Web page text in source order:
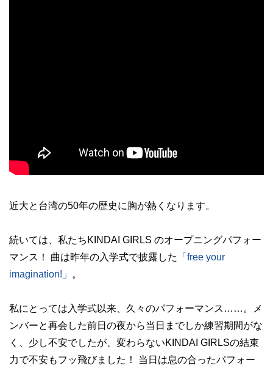
近大と台湾の50年の歴史に胸が熱くなります。
続いては、私たちKINDAI GIRLS のオープニングパフォー
マンス！ 曲は昨年の入学式で披露した
「free your
imagination!」 。
私にとっては入学式以来、久々のパフォーマンス……。メ
ンバーと再会した前日の夜から当日までしか練習期間がな
く、少し不安でしたが、変わらないKINDAI GIRLSの結束
力で不安もフッ飛びました！ 当日は息の合ったパフォー